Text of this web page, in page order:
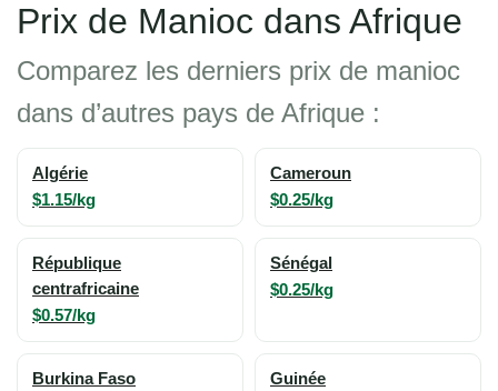
Prix de Manioc dans Afrique
Comparez les derniers prix de manioc
dans d’autres pays de Afrique :
Algérie
$1.15/kg
Cameroun
$0.25/kg
République
centrafricaine
$0.57/kg
Sénégal
$0.25/kg
Burkina Faso Guinée